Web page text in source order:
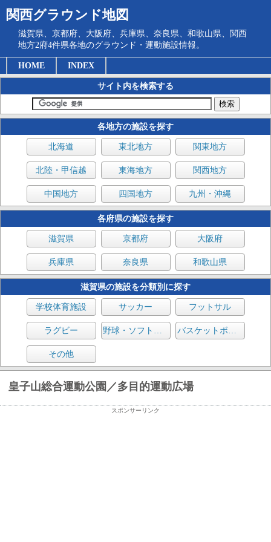
関西グラウンド地図
滋賀県、京都府、大阪府、兵庫県、奈良県、和歌山県、関西
地方2府4件県各地のグラウンド・運動施設情報。
HOME INDEX
サイト内を検索する
各地方の施設を探す
北海道 東北地方 関東地方
北陸・甲信越 東海地方 関西地方
中国地方 四国地方 九州・沖縄
各府県の施設を探す
滋賀県 京都府 大阪府
兵庫県 奈良県 和歌山県
滋賀県の施設を分類別に探す
学校体育施設 サッカー フットサル
ラグビー 野球・ソフトボール バスケットボール
その他
皇子山総合運動公園／多目的運動広場
スポンサーリンク